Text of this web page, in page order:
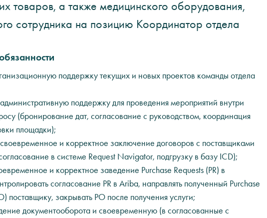
товаров, а также медицинского оборудования,
сотрудника на позицию Координатор отдела
поддержку текущих и новых проектов команды отдела
поддержку для проведения мероприятий внутри
(бронирование дат, согласование с руководством, координация
площадки);
и корректное заключение договоров с поставщиками
в системе Request Navigator, подгрузку в базу ICD);
и корректное заведение Purchase Requests (PR) в
согласование PR в Ariba, направлять полученный Purchase
поставщику, закрывать PO после получения услуги;
документооборота и своевременную (в согласованные с